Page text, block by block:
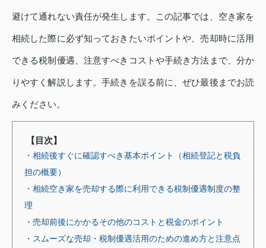
避けて通れない責任が発生します。この記事では、空き家を
相続した際に必ず知っておきたいポイントや、売却時に活用
できる税制優遇、注意すべきコストや手続き方法まで、分か
りやすく解説します。手続きを誤る前に、ぜひ最後までお読
みください。
【目次】
・相続後すぐに確認すべき基本ポイント（相続登記と税負
担の概要）
・相続空き家を売却する際に利用できる税制優遇制度の整
理
・売却前後にかかるその他のコストと税金のポイント
・スムーズな売却・税制優遇活用のための進め方と注意点